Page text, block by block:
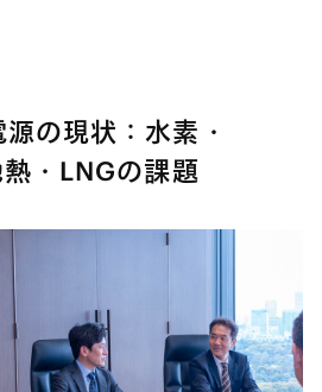
の現状：水素・
・LNGの課題